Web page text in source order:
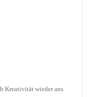
Kreativität wieder ans